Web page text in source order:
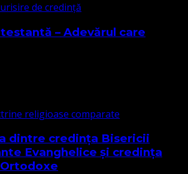
de credință
– Adevărul care
religioase comparate
dintre credința Bisericii
Evanghelice și credința